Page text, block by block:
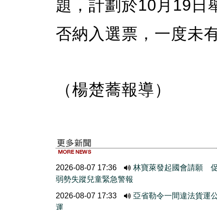
題，計劃於10月19日
否納入選票，一度未
（楊楚蕎報導）
2026-08-07 17:36
林寶萊發起國會請願
弱勢失蹤兒童緊急警報
2026-08-07 17:33
亞省勒令一間違法貨運
運